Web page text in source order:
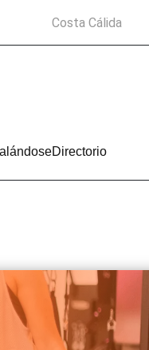
Directorio
Costa Cálida